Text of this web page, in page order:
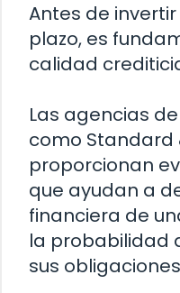
Antes de
plazo, es
calidad
Las agencias
como Standard
proporcionan
que ayudan a
financiera de
la probabilidad
sus